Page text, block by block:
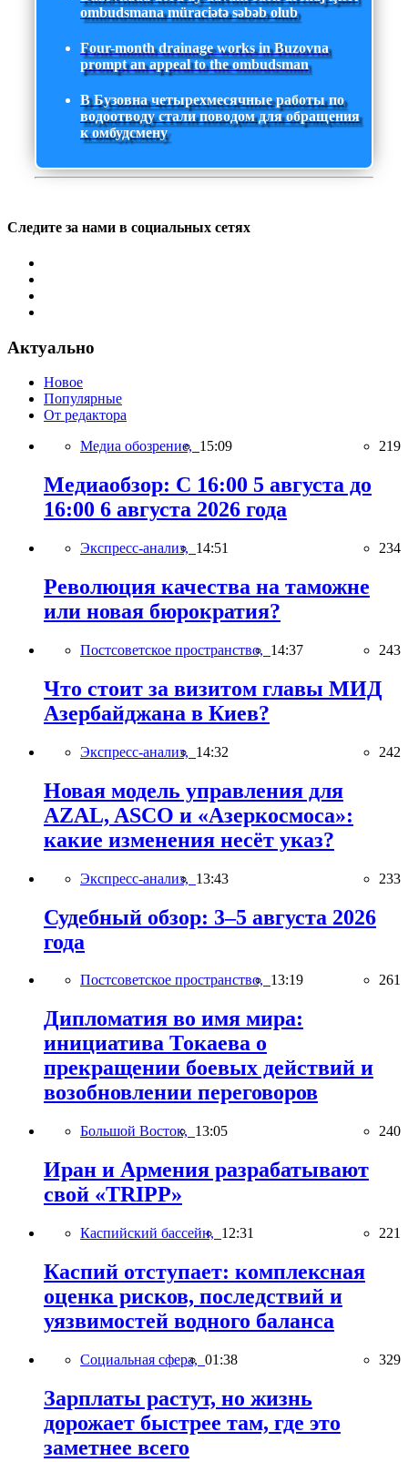
ombudsmana müraciətə səbəb olub
Four-month drainage works in Buzovna
prompt an appeal to the ombudsman
В Бузовна четырехмесячные работы по
водоотводу стали поводом для обращения
к омбудсмену
Следите за нами в социальных сетях
Актуально
Новое
Популярные
От редактора
Медиа обозрение, 15:09 219
Медиаобзор: С 16:00 5 августа до
16:00 6 августа 2026 года
Экспресс-анализ, 14:51 234
Революция качества на таможне
или новая бюрократия?
Постсоветское пространство, 14:37 243
Что стоит за визитом главы МИД
Азербайджана в Киев?
Экспресс-анализ, 14:32 242
Новая модель управления для
AZAL, ASCO и «Азеркосмоса»:
какие изменения несёт указ?
Экспресс-анализ, 13:43 233
Судебный обзор: 3–5 августа 2026
года
Постсоветское пространство, 13:19 261
Дипломатия во имя мира:
инициатива Токаева о
прекращении боевых действий и
возобновлении переговоров
Большой Восток, 13:05 240
Иран и Армения разрабатывают
свой «TRIPP»
Каспийский бассейн, 12:31 221
Каспий отступает: комплексная
оценка рисков, последствий и
уязвимостей водного баланса
Социальная сфера, 01:38 329
Зарплаты растут, но жизнь
дорожает быстрее там, где это
заметнее всего